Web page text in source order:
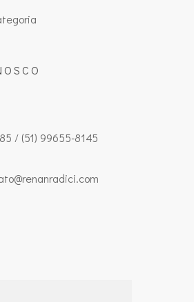
/ (51) 99655-8145